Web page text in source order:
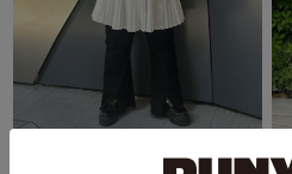
SHIBUYA109